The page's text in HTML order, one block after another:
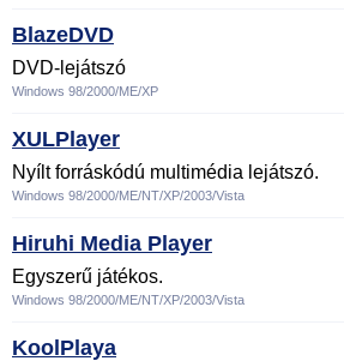
BlazeDVD
DVD-lejátszó
Windows 98/2000/ME/XP
XULPlayer
Nyílt forráskódú multimédia lejátszó.
Windows 98/2000/ME/NT/XP/2003/Vista
Hiruhi Media Player
Egyszerű játékos.
Windows 98/2000/ME/NT/XP/2003/Vista
KoolPlaya